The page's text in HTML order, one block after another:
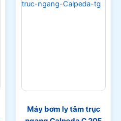
Máy bơm ly tâm trục